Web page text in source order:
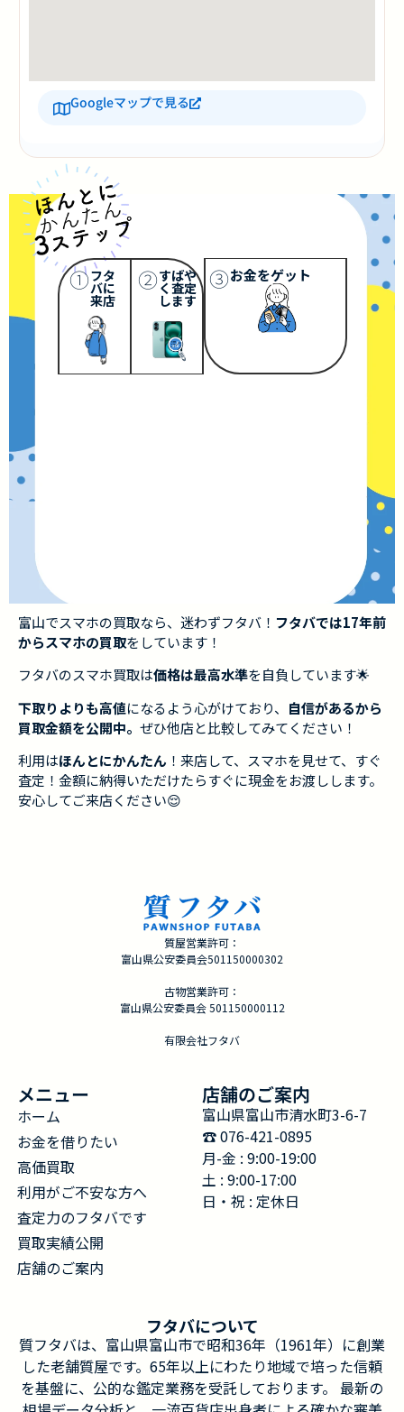
Googleマップで見る
①フタ
バに
来店
②すばや
く査定
します
③お金をゲット
富山でスマホの買取なら、迷わずフタバ！ フタバでは17年前
からスマホの買取をしています！
フタバのスマホ買取は価格は最高水準を自負しています🌟
下取りよりも高値になるよう心がけており、 自信があるから
買取金額を公開中。 ぜひ他店と比較してみてください！
利用はほんとにかんたん ！来店して、スマホを見せて、すぐ
査定！金額に納得いただけたらすぐに現金をお渡しします。
安心してご来店ください😌
質屋営業許可：
富山県公安委員会501150000302
古物営業許可：
富山県公安委員会 501150000112
有限会社フタバ
メニュー
ホーム
お金を借りたい
高価買取
利用がご不安な方へ
査定力のフタバです
買取実績公開
店舗のご案内
店舗のご案内
富山県富山市清水町3-6-7
☎︎ 076-421-0895
月-金 : 9:00-19:00
土 : 9:00-17:00
日・祝 : 定休日
フタバについて
質フタバは、富山県富山市で昭和36年（1961年）に創業
した老舗質屋です。65年以上にわたり地域で培った信頼
を基盤に、公的な鑑定業務を受託しております。 最新の